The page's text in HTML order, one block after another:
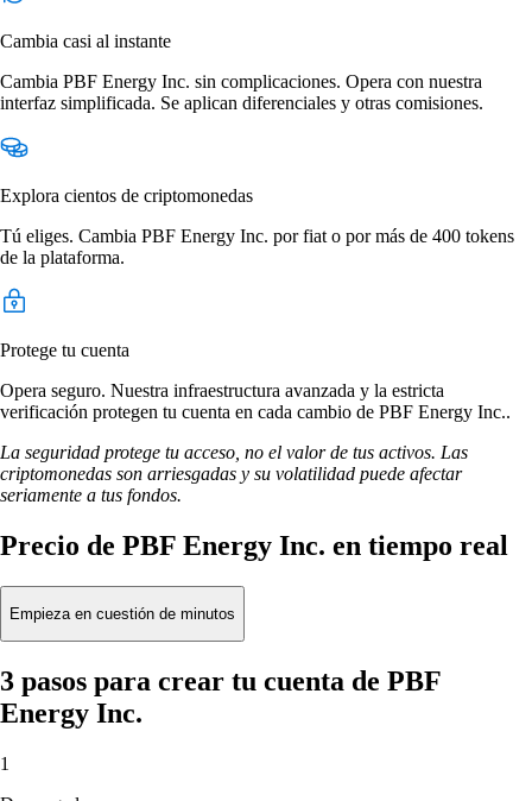
Cambia casi al instante
Cambia PBF Energy Inc. sin complicaciones. Opera con nuestra
interfaz simplificada. Se aplican diferenciales y otras comisiones.
Explora cientos de criptomonedas
Tú eliges. Cambia PBF Energy Inc. por fiat o por más de 400 tokens
de la plataforma.
Protege tu cuenta
Opera seguro. Nuestra infraestructura avanzada y la estricta
verificación protegen tu cuenta en cada cambio de PBF Energy Inc..
La seguridad protege tu acceso, no el valor de tus activos. Las
criptomonedas son arriesgadas y su volatilidad puede afectar
seriamente a tus fondos.
Precio de PBF Energy Inc. en tiempo real
Empieza en cuestión de minutos
3 pasos para crear tu cuenta de PBF
Energy Inc.
1